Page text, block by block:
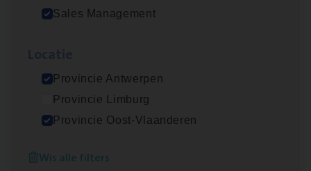
Sales Management
Provincie Antwerpen
Provincie Limburg
Provincie Oost-Vlaanderen
Wis alle filters
Dos­sier­be­heer­der Gewaar­borgd Inkomen
Dos­sier­be­heer­der Onder­ne­min­gen Van­b­
Insurance Operations